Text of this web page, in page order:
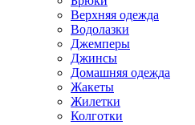
Верхняя одежда
Водолазки
Джемперы
Джинсы
Домашняя одежда
Жакеты
Жилетки
Колготки